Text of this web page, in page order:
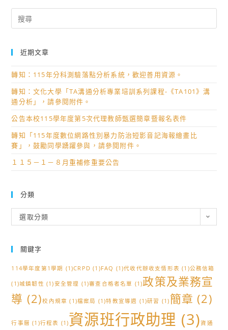
for:
近期文章
轉知：115年分科測驗落點分析系統，歡迎善用資源。
轉知：文化大學「TA溝通分析專業培訓系列課程-《TA101》溝
通分析」，請參閱附件。
公告本校115學年度第5次代理教師甄選簡章暨報名表件
轉知「115年度數位網路性別暴力防治短影音記海報繪畫比
賽」，鼓勵同學踴躍參與，請參閱附件。
１１５－１－８月重補修重要公告
分類
類
選取分類
關鍵字
114學年度第1學期 (1)CRPD (1)FAQ (1)代收代辦收支情形表 (1)公務信箱
(1)城鎮韌性 (1)安全管理 (1)審查合格者名單 (1)政策及業務宣
導 (2)校內規章 (1)檔案局 (1)特教宣導週 (1)研習 (1) 簡章 (2)
行事曆 (1)行程表 (1)資源班行政助理 (3)資通